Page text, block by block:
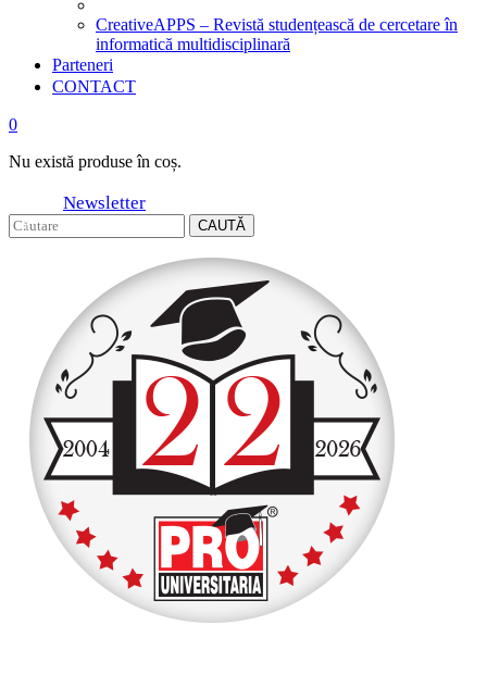
CreativeAPPS – Revistă studențească de cercetare în
informatică multidisciplinară
Parteneri
CONTACT
0
Nu există produse în coș.
Newsletter
CAUTĂ